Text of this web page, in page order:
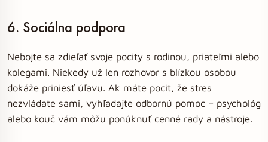
6. Sociálna podpora
Nebojte sa zdieľať svoje pocity s rodinou, priateľmi alebo
kolegami. Niekedy už len rozhovor s blízkou osobou
dokáže priniesť úľavu. Ak máte pocit, že stres
nezvládate sami, vyhľadajte odbornú pomoc – psychológ
alebo kouč vám môžu ponúknuť cenné rady a nástroje.